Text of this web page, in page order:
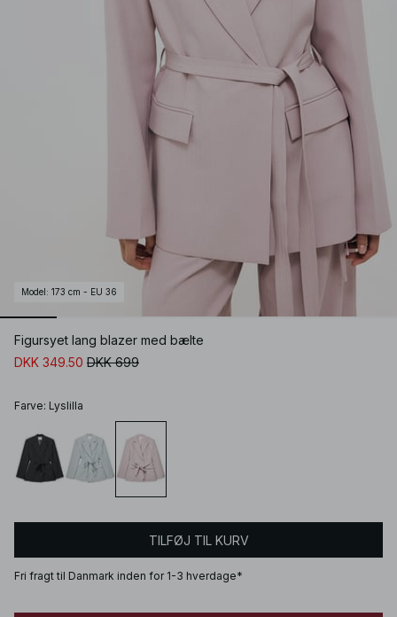
Model : 173 cm - EU 36
Figursyet lang blazer med bælte
DKK 349.50 DKK 699
Farve: Lyslilla
TILFØJ TIL KURV
Fri fragt til Danmark inden for 1-3 hverdage*